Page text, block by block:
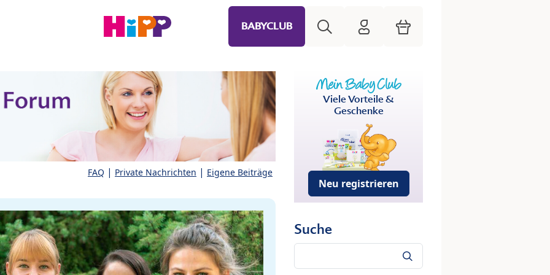
BABYCLUB HiPP Mein Babyclub
Warenkorb
FAQ | Private Nachrichten | Eigene Beiträge
Viele Vorteile &
Geschenke
Neu registrieren
Suche